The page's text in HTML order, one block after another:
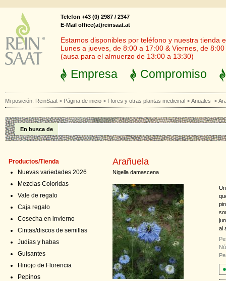
Telefon +43 (0) 2987 / 2347
E-Mail office(at)reinsaat.at
Estamos disponibles por teléfono y nuestra tienda
Lunes a jueves, de 8:00 a 17:00 & Viernes, de
(ausa para el almuerzo de 13:00 a 13:30)
Empresa Compromiso
Mi posición: ReinSaat > Página de inicio > Flores y otras plantas medicinal > Anuales >
En busca de
Productos/Tienda
Nuevas variedades 2026
Mezclas Coloridas
Vale de regalo
Caja regalo
Cosecha en invierno
Cintas/discos de semillas
Judías y habas
Guisantes
Hinojo de Florencia
Pepinos
Arañuela
Nigella damascena
al